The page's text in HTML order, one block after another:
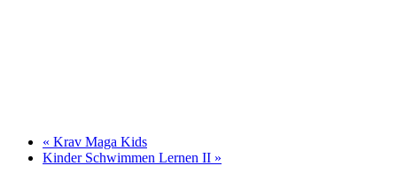
« Krav Maga Kids
Kinder Schwimmen Lernen II »